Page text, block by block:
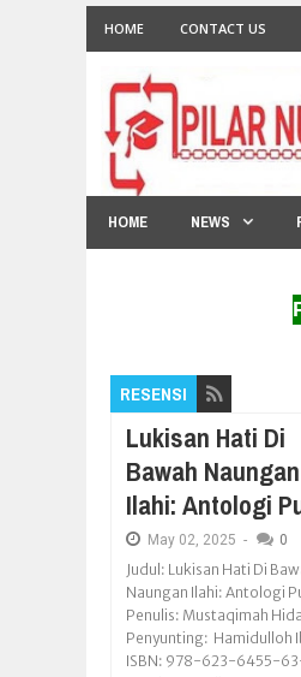
HOME CONTACT US
HOME NEWS
RESENSI
Lukisan Hati Di
Bawah Naungan
Ilahi: Antologi
May 02, 2025 - 0
Judul: Lukisan Hati Di
Naungan Ilahi: Antologi
Penulis: Mustaqimah
Penyunting: Hamidulloh
ISBN: 978-623-6455-